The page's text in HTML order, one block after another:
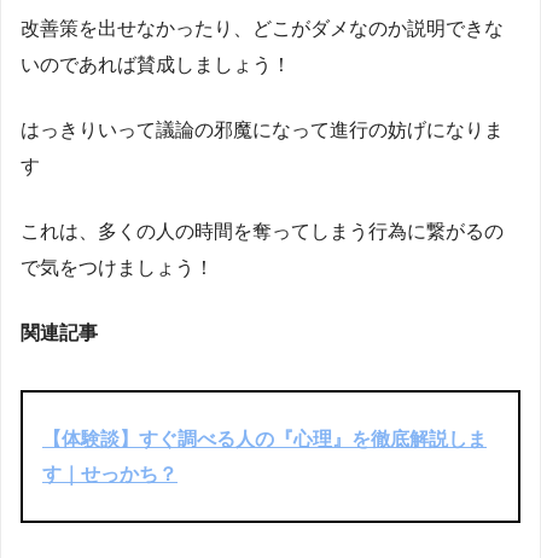
改善策を出せなかったり、どこがダメなのか説明できな
いのであれば賛成しましょう！
はっきりいって議論の邪魔になって進行の妨げになりま
す
これは、多くの人の時間を奪ってしまう行為に繋がるの
で気をつけましょう！
関連記事
【体験談】すぐ調べる人の『心理』を徹底解説しま
す｜せっかち？